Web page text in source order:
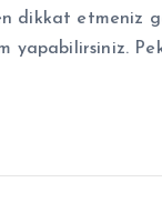
dikkat etmeniz
yapabilirsiniz.